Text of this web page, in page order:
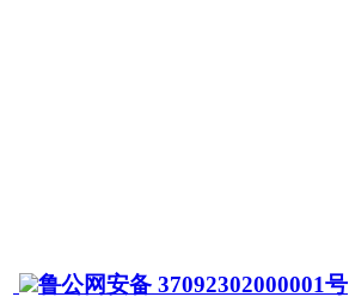
鲁公网安备 37092302000001号